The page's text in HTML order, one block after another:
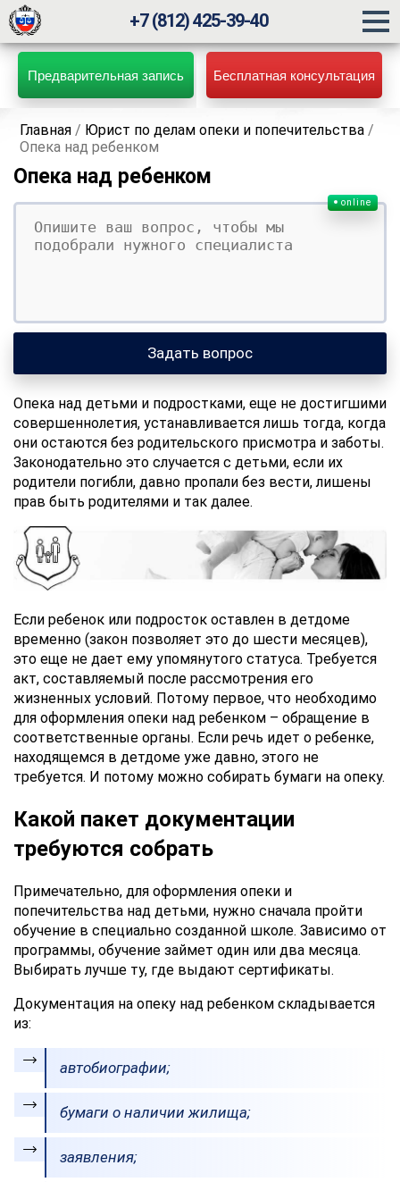
Предварительная запись Бесплатная консультация
+7 (812) 425-39-40
Главная / Юрист по делам опеки и попечительства /
Опека над ребенком
Опека над ребенком
Ваш вопрос
Ваше имя
Ваши контакты
online
Задать вопрос
Опека над детьми и подростками, еще не достигшими
совершеннолетия, устанавливается лишь тогда, когда
они остаются без родительского присмотра и заботы.
Законодательно это случается с детьми, если их
родители погибли, давно пропали без вести, лишены
прав быть родителями и так далее.
Если ребенок или подросток оставлен в детдоме
временно (закон позволяет это до шести месяцев),
это еще не дает ему упомянутого статуса. Требуется
акт, составляемый после рассмотрения его
жизненных условий. Потому первое, что необходимо
для оформления опеки над ребенком – обращение в
соответственные органы. Если речь идет о ребенке,
находящемся в детдоме уже давно, этого не
требуется. И потому можно собирать бумаги на опеку.
Какой пакет документации
требуются собрать
Примечательно, для оформления опеки и
попечительства над детьми, нужно сначала пройти
обучение в специально созданной школе. Зависимо от
программы, обучение займет один или два месяца.
Выбирать лучше ту, где выдают сертификаты.
Документация на опеку над ребенком складывается
из:
автобиографии;
бумаги о наличии жилища;
заявления;